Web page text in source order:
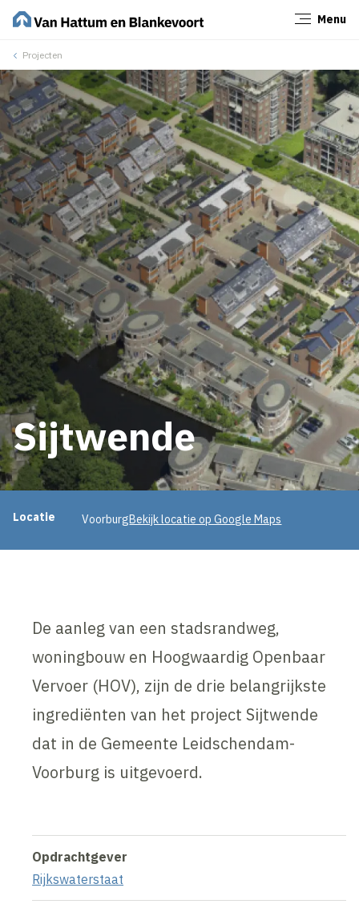
Menu
Projecten
Sijtwende
Projectinformatie
Locatie VoorburgBekijk locatie op Google Maps
De aanleg van een stadsrandweg,
woningbouw en Hoogwaardig Openbaar
Vervoer (HOV), zijn de drie belangrijkste
ingrediënten van het project Sijtwende
dat in de Gemeente Leidschendam-
Voorburg is uitgevoerd.
Opdrachtgever
Rijkswaterstaat
Sluiten